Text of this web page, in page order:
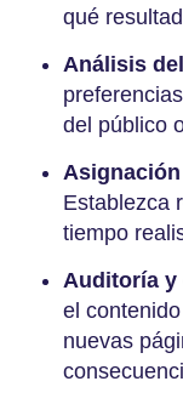
qué
Análisis
del público
Establezca
tiempo
Auditoría y
el
nuevas